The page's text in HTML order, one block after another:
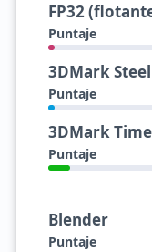
FP32
Puntaje
3DMark
Puntaje
3DMark
Puntaje
Blender
Puntaje